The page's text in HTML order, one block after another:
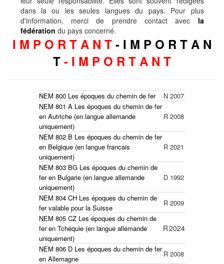
dans la ou les seules langues du pays. Pour plus
d'information, merci de prendre contact avec la
fédération du pays concerné.
I M P O R T A N T - I M P O R T A N
T - I M P O R T A N T
NEM 800 Les époques du chemin de fer N 2007
NEM 801 A Les époques du chemin de fer
en Autriche (en langue allemande
uniquement)
R 2008
NEM 802 B Les époques du chemin de fer
en Belgique (en langue francais
uniquement)
R 2021
NEM 803 BG Les époques du chemin de
fer en Bulgarie (en langue allemande
uniquement)
D 1992
NEM 804 CH Les époques du chemin de
fer valable pour la Suisse
R 2009
NEM 805 CZ Les époques du chemin de
fer en Tchéquie (en langue allemande
uniquement)
R2024
NEM 806 D Les époques du chemin de fer
en Allemagne
R 2008